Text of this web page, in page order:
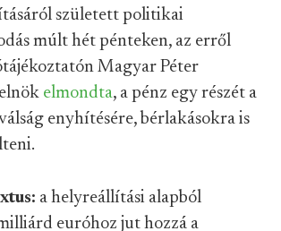
született politikai
múlt hét pénteken, az erről
Magyar Péter
elmondta, a pénz egy részét a
enyhítésére, bérlakásokra is
a helyreállítási alapból
euróhoz jut hozzá a